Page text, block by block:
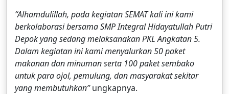
“Alhamdulillah, pada kegiatan SEMAT kali ini kami
berkolaborasi bersama SMP Integral Hidayatullah Putri
Depok yang sedang melaksanakan PKL Angkatan 5.
Dalam kegiatan ini kami menyalurkan 50 paket
makanan dan minuman serta 100 paket sembako
untuk para ojol, pemulung, dan masyarakat sekitar
yang membutuhkan”ungkapnya.